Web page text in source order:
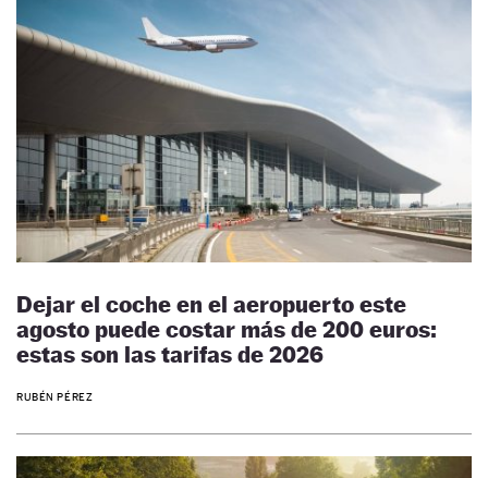
Dejar el coche en el aeropuerto este
agosto puede costar más de 200 euros:
estas son las tarifas de 2026
RUBÉN PÉREZ